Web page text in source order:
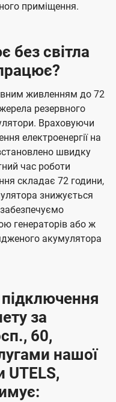
приміщення.
без світла
живленням до 72
резервного
Враховуючи
електроенергії на
швидку
час роботи
складає 72 години,
знижується
генераторів або ж
акумулятора
за
60,
нашої
UTELS,